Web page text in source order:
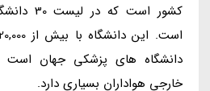
کشور
دانشگاه های پزشکی جهان است
خارجی هواداران بسیاری دارد.